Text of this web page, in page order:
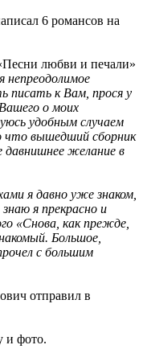
6 романсов на
любви и печали»
непреодолимое
писать к Вам, прося у
о моих
удобным случаем
что вышедший сборник
желание в
я давно уже знаком,
я прекрасно и
«Снова, как прежде,
Большое,
с большим
отправил в
и фото.